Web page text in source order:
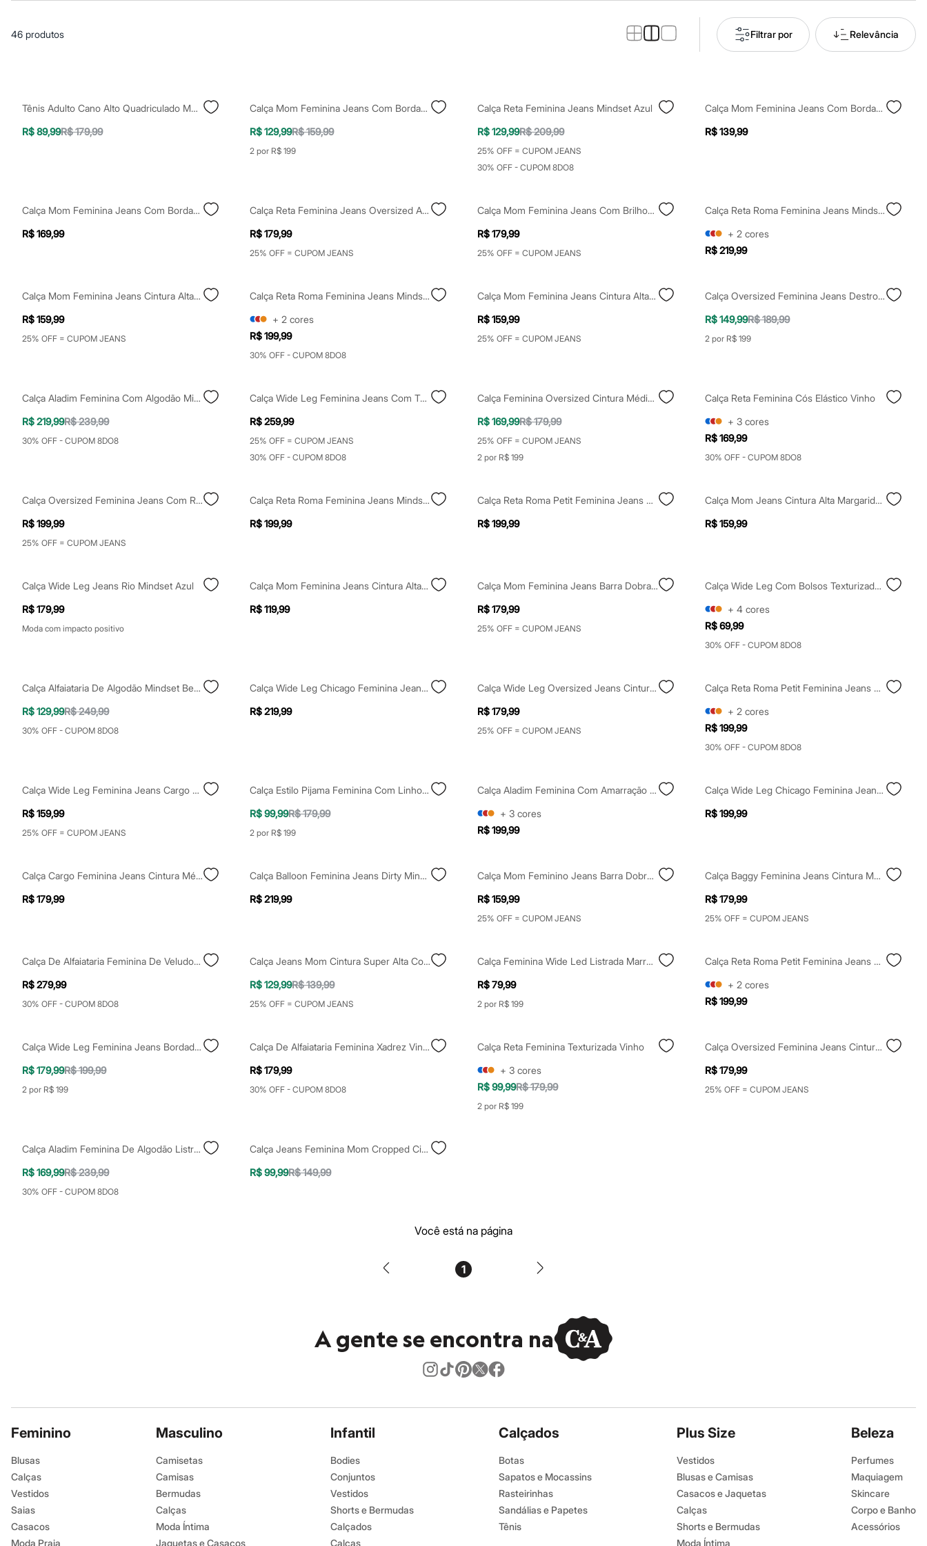
Casacos e Jaquetas
Macacões
Saias
Bonés e Chapéus
Bijoux
Cintos
Óculos
Sandálias
Sapatilhas
Tênis
Mindset
Sawary
Yessica
Moda esportiva
Acessórios
Tops
Moda íntima
Calcinhas
Cintas e Modeladores
Biquínis
Saídas de praia
Personagens
Plus size
Casacos e Jaquetas
Moda esportiva
Shorts e Saias
Vestidos
Inverno
Roupas
Bermudas
Camisas
Jeans
Polos
Acessórios
Bolsas e Mochilas
Chapéus e Bonés
Óculos
Relógios
Calçados
Tênis
Acessórios
Bermudas
Camisetas
Regatas
Cuecas
Meias
Pijamas
Blusas e Camisetas
Camisas
Jeans
1 a 5 anos
10 a 16 anos
46 produtos Filtrar por Relevância
Tênis Adulto Cano Alto Quadriculado Mooui Off White
R$ 89,99R$ 179,99
Calça Mom Feminina Jeans Com Bordado Floral Listrada Azul
R$ 129,99R$ 159,99
2 por R$ 199
Calça Reta Feminina Jeans Mindset Azul
R$ 129,99R$ 209,99
25% OFF = CUPOM JEANS
30% OFF - CUPOM 8DO8
Calça Mom Feminina Jeans Com Bordado Floral Azul
R$ 139,99
Calça Mom Feminina Jeans Com Bordado Floral Azul
R$ 169,99
Calça Reta Feminina Jeans Oversized Azul
R$ 179,99
25% OFF = CUPOM JEANS
Calça Mom Feminina Jeans Com Brilhos Azul
R$ 179,99
25% OFF = CUPOM JEANS
Calça Reta Roma Feminina Jeans Mindset Azul
+ 2 cores
R$ 219,99
Calça Mom Feminina Jeans Cintura Alta Azul
R$ 159,99
25% OFF = CUPOM JEANS
Calça Reta Roma Feminina Jeans Mindset Azul
+ 2 cores
R$ 199,99
30% OFF - CUPOM 8DO8
Calça Mom Feminina Jeans Cintura Alta Listrada Azul
R$ 159,99
25% OFF = CUPOM JEANS
Calça Oversized Feminina Jeans Destroyed Com Faixa Azul
R$ 149,99R$ 189,99
2 por R$ 199
Calça Aladim Feminina Com Algodão Mindset Preta
R$ 219,99R$ 239,99
30% OFF - CUPOM 8DO8
Calça Wide Leg Feminina Jeans Com Tachas Mindset Preta
R$ 259,99
25% OFF = CUPOM JEANS
30% OFF - CUPOM 8DO8
Calça Feminina Oversized Cintura Média Listrada Azul
R$ 169,99R$ 179,99
25% OFF = CUPOM JEANS
2 por R$ 199
Calça Reta Feminina Cós Elástico Vinho
+ 3 cores
R$ 169,99
30% OFF - CUPOM 8DO8
Calça Oversized Feminina Jeans Com Recorte Azul
R$ 199,99
25% OFF = CUPOM JEANS
Calça Reta Roma Feminina Jeans Mindset Cinza
R$ 199,99
Calça Reta Roma Petit Feminina Jeans Mindset Cinza
R$ 199,99
Calça Mom Jeans Cintura Alta Margaridas Azul
R$ 159,99
Calça Wide Leg Jeans Rio Mindset Azul
R$ 179,99
Moda com impacto positivo
Calça Mom Feminina Jeans Cintura Alta Azul
R$ 119,99
Calça Mom Feminina Jeans Barra Dobrada Azul
R$ 179,99
25% OFF = CUPOM JEANS
Calça Wide Leg Com Bolsos Texturizada Verde
+ 4 cores
R$ 69,99
30% OFF - CUPOM 8DO8
Calça Alfaiataria De Algodão Mindset Bege
R$ 129,99R$ 249,99
30% OFF - CUPOM 8DO8
Calça Wide Leg Chicago Feminina Jeans Mindset Marrom
R$ 219,99
Calça Wide Leg Oversized Jeans Cintura Média Azul
R$ 179,99
25% OFF = CUPOM JEANS
Calça Reta Roma Petit Feminina Jeans Mindset Azul
+ 2 cores
R$ 199,99
30% OFF - CUPOM 8DO8
Calça Wide Leg Feminina Jeans Cargo Azul
R$ 159,99
25% OFF = CUPOM JEANS
Calça Estilo Pijama Feminina Com Linho Mindset Vermelha
R$ 99,99R$ 179,99
2 por R$ 199
Calça Aladim Feminina Com Amarração Acetinada Bege
+ 3 cores
R$ 199,99
Calça Wide Leg Chicago Feminina Jeans Mindset Azul
R$ 199,99
Calça Cargo Feminina Jeans Cintura Média Azul
R$ 179,99
Calça Balloon Feminina Jeans Dirty Mindset Azul
R$ 219,99
Calça Mom Feminino Jeans Barra Dobrada Azul
R$ 159,99
25% OFF = CUPOM JEANS
Calça Baggy Feminina Jeans Cintura Média Azul
R$ 179,99
25% OFF = CUPOM JEANS
Calça De Alfaiataria Feminina De Veludo Cotelê Mindset Marrom
R$ 279,99
30% OFF - CUPOM 8DO8
Calça Jeans Mom Cintura Super Alta Com Rasgos E Bolsos Azul Médio
R$ 129,99R$ 139,99
25% OFF = CUPOM JEANS
Calça Feminina Wide Led Listrada Marrom
R$ 79,99
2 por R$ 199
Calça Reta Roma Petit Feminina Jeans Mindset Azul
+ 2 cores
R$ 199,99
Calça Wide Leg Feminina Jeans Bordado Floral Azul
R$ 179,99R$ 199,99
2 por R$ 199
Calça De Alfaiataria Feminina Xadrez Vinho
R$ 179,99
30% OFF - CUPOM 8DO8
Calça Reta Feminina Texturizada Vinho
+ 3 cores
R$ 99,99R$ 179,99
2 por R$ 199
Calça Oversized Feminina Jeans Cintura Média Azul
R$ 179,99
25% OFF = CUPOM JEANS
Calça Aladim Feminina De Algodão Listrada Mindset Azul
R$ 169,99R$ 239,99
30% OFF - CUPOM 8DO8
Calça Jeans Feminina Mom Cropped Cintura Super Alta Destroyed Marmorizada Azul Escuro
R$ 99,99R$ 149,99
Você está na página
1
A gente se encontra na
Feminino
Blusas
Calças
Vestidos
Saias
Casacos
Moda Praia
Masculino
Camisetas
Camisas
Bermudas
Calças
Moda Íntima
Jaquetas e Casacos
Infantil
Bodies
Conjuntos
Vestidos
Shorts e Bermudas
Calçados
Calças
Calçados
Botas
Sapatos e Mocassins
Rasteirinhas
Sandálias e Papetes
Tênis
Plus Size
Vestidos
Blusas e Camisas
Casacos e Jaquetas
Calças
Shorts e Bermudas
Moda Íntima
Beleza
Perfumes
Maquiagem
Skincare
Corpo e Banho
Acessórios